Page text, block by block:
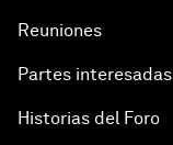
Reuniones
Partes interesadas
Historias del Foro